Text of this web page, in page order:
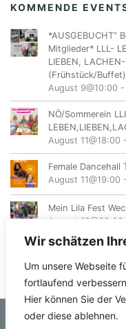
Wir schätzen
Um unsere Webseite
fortlaufend
Hier können Sie der
oder diese ablehnen.
KOMMENDE
*AUSGEBUCHT“
Mitglieder* LLL-
LIEBEN,
(Frühstück/Buffet)
August 9@10:00 -
NÖ/Sommerein
August 11@18:00 -
Female Dancehall
August 11@19:00 -
Mein Lila Fest
August 12@08:00